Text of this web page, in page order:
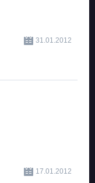
31.01.2012
17.01.2012